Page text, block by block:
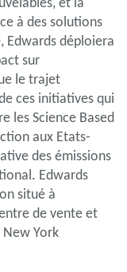
à des solutions
Edwards déploiera
sur
le trajet
ces initiatives qui
les Science Based
aux Etats-
des émissions
Edwards
situé à
de vente et
York